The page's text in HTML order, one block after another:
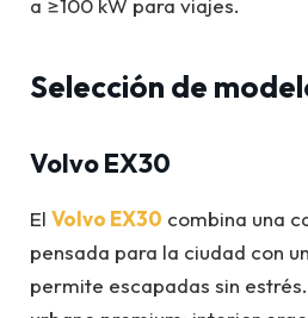
a ≥100 kW para viajes.
Selección de
Volvo EX30
El Volvo EX30 combina una
pensada para la ciudad con
permite escapadas sin